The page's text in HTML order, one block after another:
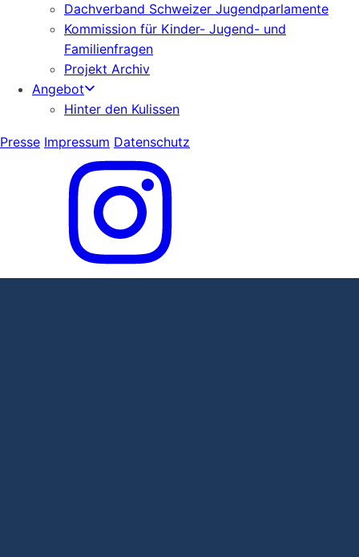
Dachverband Schweizer Jugendparlamente
Kommission für Kinder- Jugend- und
Familienfragen
Projekt Archiv
Angebot
Hinter den Kulissen
Presse Impressum Datenschutz